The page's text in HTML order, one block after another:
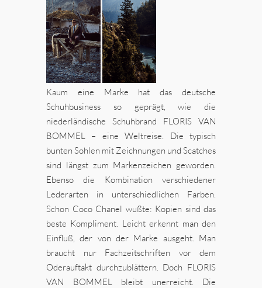
Kaum eine Marke hat das deutsche
Schuhbusiness so geprägt, wie die
niederländische Schuhbrand FLORIS VAN
BOMMEL – eine Weltreise. Die typisch
bunten Sohlen mit Zeichnungen und Scatches
sind längst zum Markenzeichen geworden.
Ebenso die Kombination verschiedener
Lederarten in unterschiedlichen Farben.
Schon Coco Chanel wußte: Kopien sind das
beste Kompliment. Leicht erkennt man den
Einfluß, der von der Marke ausgeht. Man
braucht nur Fachzeitschriften vor dem
Oderauftakt durchzublättern. Doch FLORIS
VAN BOMMEL bleibt unerreicht. Die